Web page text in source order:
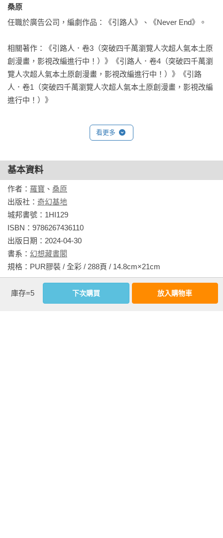
充滿台灣本土文化的王道少年漫畫！必推！——漫畫家，烏鴉
小翼
因為字數限制，我只能告訴你，《引路人》很好看！如果要說
詳細一點，不誇張，每個章節都可以寫小論文。除了冒險成長
的王道熱血戰鬥，還有讓我噴淚的人情故事，
不僅用想像力具現出神人鬼妖的世界，更以精巧的編劇將歷史
民俗融入其中，讓娛樂與深度達到優秀的平衡，我很喜歡這套
推爆！！！讓我更了解了台灣本土的民俗人物設定與心境轉折
還有成長都刻畫的很棒，
性格描寫鮮明，每次都期待角色有什麼新的故事，喜歡了很
久，劇情真的很棒，貼圖也是毫不猶豫就買了，
引路人根本神作啊！——FB讀者，王守
故事新穎，題材新鮮，台灣神明的故事，與我們息息相關，
看了很有感。超級推薦！！！——FB讀者，艾蓮
喜歡這個故事的畫風＋劇情，內容取材非常非常用心，看了這
部漫畫才認識好多民間鬼神文化，覺得很棒！！
——FB讀者，妮又譨
桑原
任職於廣告公司，編劇作品：《引路人》、《Never End》。
相關著作：《引路人．卷3（突破四千萬瀏覽人次超人氣本土原
創漫畫，影視改編進行中！）》《引路人．卷4（突破四千萬瀏
覽人次超人氣本土原創漫畫，影視改編進行中！）》《引路
人．卷1（突破四千萬瀏覽人次超人氣本土原創漫畫，影視改編
進行中！）》
看更多
基本資料
作者： 羅寶 、 桑原
出版社： 奇幻基地
城邦書號：1HI129
ISBN：9786267436110
出版日期：2024-04-30
書系： 幻想藏書閣
規格：PUR膠裝 / 全彩 / 288頁 / 14.8cm×21cm
相關書籍
庫存=5 下次購買 放入購物車